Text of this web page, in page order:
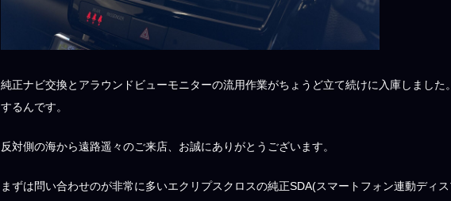
純正ナビ交換とアラウンドビューモニターの流用作業がちょうど立て続けに入庫しまし
するんです。
反対側の海から遠路遥々のご来店、お誠にありがとうございます。
まずは問い合わせのが非常に多いエクリプスクロスの純正SDA(スマートフォン連動ディ